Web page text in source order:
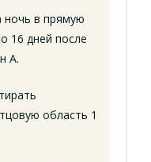
ночь в прямую
16 дней после
А.
область 1